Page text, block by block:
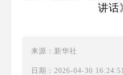
讲话
来源：新华社
日期：2026-04-30